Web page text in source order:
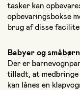
tasker kan
opbevaringsbokse
brug af disse
Babyer og
Der er
tilladt, at
kan lånes en